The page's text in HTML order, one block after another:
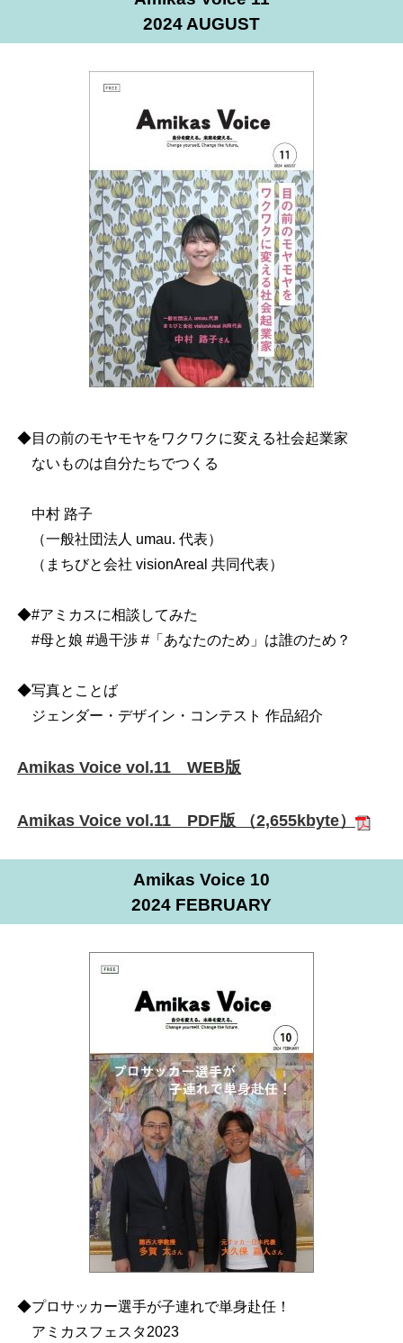
2024 AUGUST
◆目の前のモヤモヤをワクワクに変える社会起業家
ないものは自分たちでつくる
中村 路子
（一般社団法人 umau. 代表）
（まちびと会社 visionAreal 共同代表）
◆#アミカスに相談してみた
#母と娘 #過干渉 #「あなたのため」は誰のため？
◆写真とことば
ジェンダー・デザイン・コンテスト 作品紹介
Amikas Voice vol.11 WEB版
Amikas Voice vol.11 PDF版 （2,655kbyte）
Amikas Voice 10
2024 FEBRUARY
◆プロサッカー選手が子連れで単身赴任！
アミカスフェスタ2023